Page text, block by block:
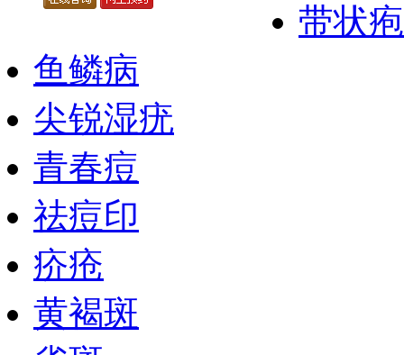
带状
鱼鳞病
尖锐湿疣
青春痘
祛痘印
疥疮
黄褐斑